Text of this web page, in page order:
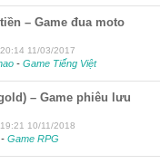
– Game đua moto
20:14 11/03/2017
- Game Tiếng Việt
– Game phiêu lưu
19:21 10/11/2018
- Game RPG